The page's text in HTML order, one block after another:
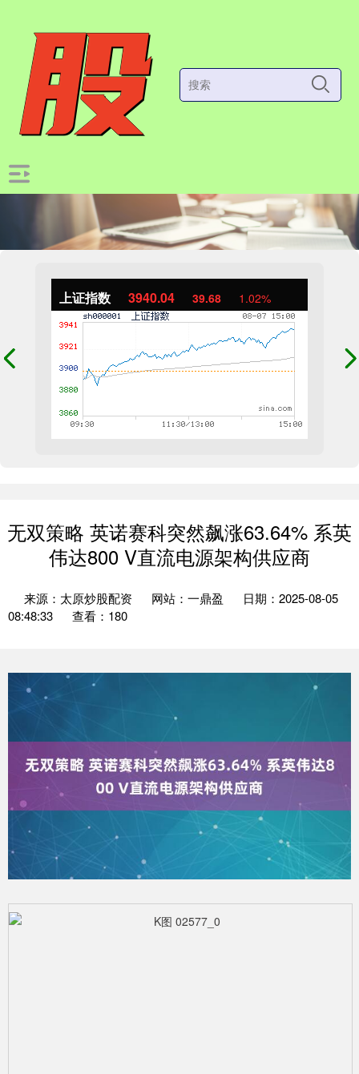
上证指数 3940.04 39.68 1.02%
无双策略 英诺赛科突然飙涨63.64% 系英
伟达800 V直流电源架构供应商
来源：太原炒股配资 网站：一鼎盈
日期：2025-08-05
08:48:33
查看：180